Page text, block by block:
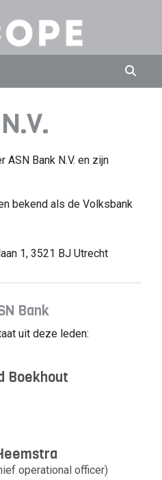
Bank N.V. en zijn
bekend als de Volksbank
1, 3521 BJ Utrecht
Bank
uit deze leden:
Boekhout
operational officer)